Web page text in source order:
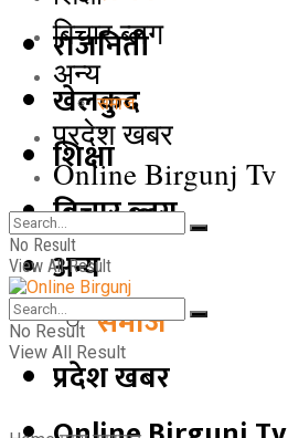
राजनिती
खेलकुद
शिक्षा
बिचार ब्लग
अन्य
समाज
प्रदेश खबर
बिचार ब्लग
अन्य
समाज
प्रदेश खबर
Online Birgunj Tv
No Result
View All Result
No Result
View All Result